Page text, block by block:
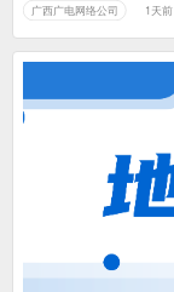
广西广电网络公司 1天前